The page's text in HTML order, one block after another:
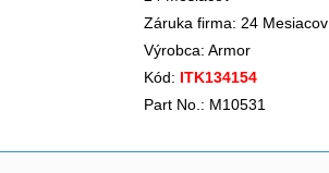
Záruka firma: 24 Mesiacov
Výrobca: Armor
Kód: ITK134154
Part No.: M10531